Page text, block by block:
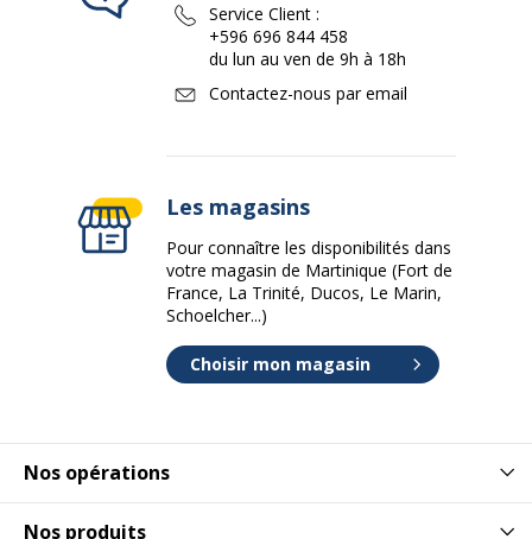
Nos opérations
Nos produits
Service Client :
+596 696 844 458
du lun au ven de 9h à 18h
Contactez-nous par email
Les magasins
Pour connaître les disponibilités dans
votre magasin de Martinique (Fort de
France, La Trinité, Ducos, Le Marin,
Schoelcher...)
Choisir mon magasin